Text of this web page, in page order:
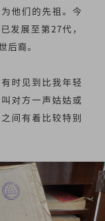
他们的先祖。今
发展至第27代，
后裔。
时见到比我年轻
对方一声姑姑或
间有着比较特别